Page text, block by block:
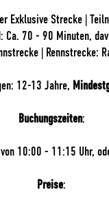
Exklusive Strecke |
Ca. 70 - 90 Minuten,
| Rennstrecke:
12-13 Jahre,
Buchungszeiten:
10:00 - 11:15 Uhr,
Preise: